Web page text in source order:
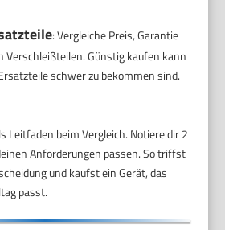
: Vergleiche Preis, Garantie
Verschleißteilen. Günstig kaufen kann
schwer zu bekommen sind.
Leitfaden beim Vergleich. Notiere dir 2
Anforderungen passen. So triffst
und kaufst ein Gerät, das
passt.